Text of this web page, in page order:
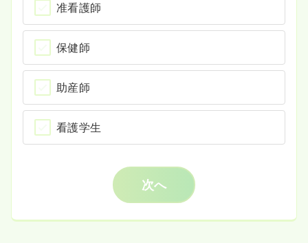
准看護師
保健師
助産師
看護学生
次へ